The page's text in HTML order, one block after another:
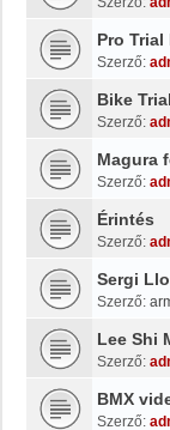
Pro
Szerző:
Bike
Szerző:
Magura
Szerző:
Érintés
Szerző:
Sergi
Szerző:
Lee Shi
Szerző:
BMX
Szerző: